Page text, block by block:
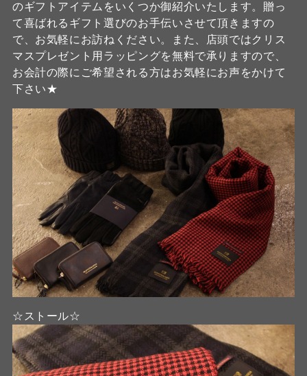
のギフトアイテムをいくつか御紹介いたします。贈っ
て喜ばれるギフト選びのお手伝いさせて頂きますの
で、お気軽にお訪ねください。また、店頭ではクリス
マスプレゼント用ラッピングを無料で承りますので、
お会計の際にご希望される方はお気軽にお声をかけて
下さい★
☆ストール☆